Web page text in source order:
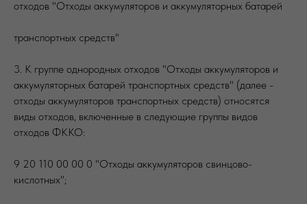
отходов "Отходы аккумуляторов и аккумуляторных батарей
транспортных средств"
3. К группе однородных отходов "Отходы аккумуляторов и
аккумуляторных батарей транспортных средств" (далее -
отходы аккумуляторов транспортных средств) относятся
виды отходов, включенные в следующие группы видов
отходов ФККО:
9 20 110 00 00 0 "Отходы аккумуляторов свинцово-
кислотных";